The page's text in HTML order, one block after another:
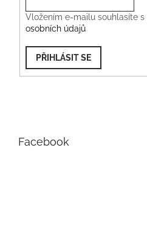
Vložením e-mailu souhlasíte s
osobních údajů
PŘIHLÁSIT SE
Facebook